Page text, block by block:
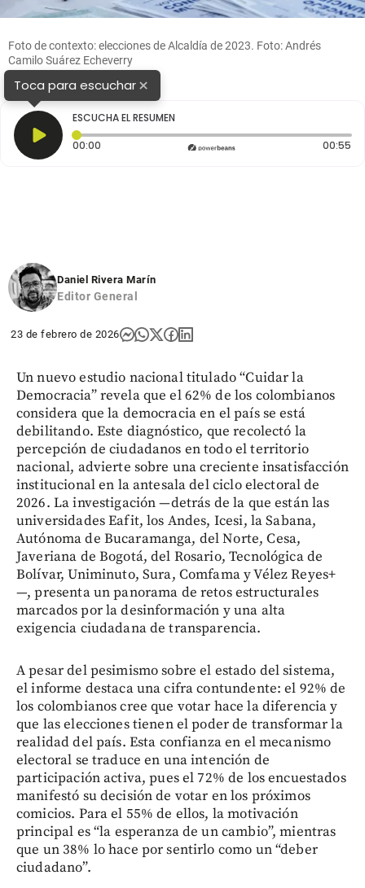
Foto de contexto: elecciones de Alcaldía de 2023. Foto: Andrés
Camilo Suárez Echeverry
Toca para escuchar×
ESCUCHA EL RESUMEN
00:00 Tiempo transcurrido: 0 segundos 00:55
Daniel Rivera Marín
Editor General
23 de febrero de 2026
Un nuevo estudio nacional titulado “Cuidar la
Democracia” revela que el 62% de los colombianos
considera que la democracia en el país se está
debilitando. Este diagnóstico, que recolectó la
percepción de ciudadanos en todo el territorio
nacional, advierte sobre una creciente insatisfacción
institucional en la antesala del ciclo electoral de
2026. La investigación —detrás de la que están las
universidades Eafit, los Andes, Icesi, la Sabana,
Autónoma de Bucaramanga, del Norte, Cesa,
Javeriana de Bogotá, del Rosario, Tecnológica de
Bolívar, Uniminuto, Sura, Comfama y Vélez Reyes+
—, presenta un panorama de retos estructurales
marcados por la desinformación y una alta
exigencia ciudadana de transparencia.
A pesar del pesimismo sobre el estado del sistema,
el informe destaca una cifra contundente: el 92% de
los colombianos cree que votar hace la diferencia y
que las elecciones tienen el poder de transformar la
realidad del país. Esta confianza en el mecanismo
electoral se traduce en una intención de
participación activa, pues el 72% de los encuestados
manifestó su decisión de votar en los próximos
comicios. Para el 55% de ellos, la motivación
principal es “la esperanza de un cambio”, mientras
que un 38% lo hace por sentirlo como un “deber
ciudadano”.